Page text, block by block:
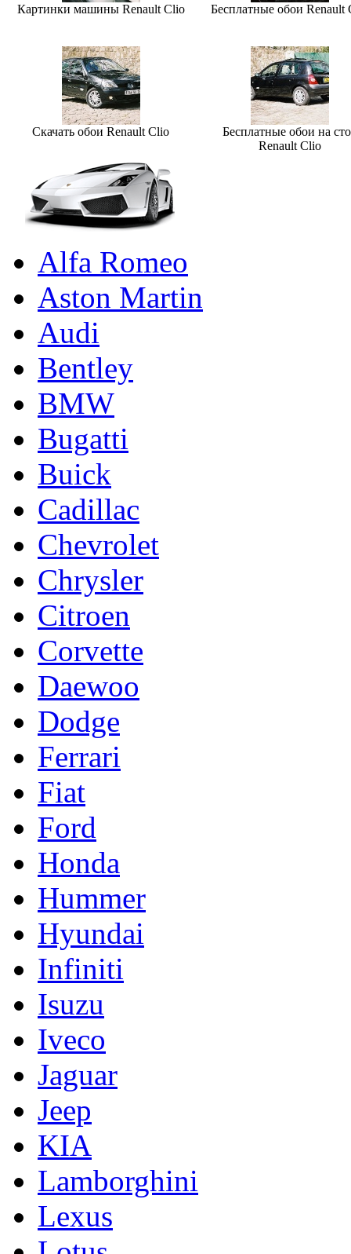
Картинки машины Renault Clio Бесплатные обои Renault
Скачать обои Renault Clio
Бесплатные обои на
Renault Clio
Alfa Romeo
Aston Martin
Audi
Bentley
BMW
Bugatti
Buick
Cadillac
Chevrolet
Chrysler
Citroen
Corvette
Daewoo
Dodge
Ferrari
Fiat
Ford
Honda
Hummer
Hyundai
Infiniti
Isuzu
Iveco
Jaguar
Jeep
KIA
Lamborghini
Lexus